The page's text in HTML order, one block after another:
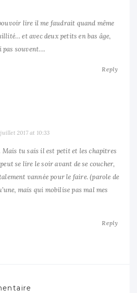
lire il me faudrait quand même
et avec deux petits en bas âge,
pas souvent….
Reply
2017 at 10:33
tu sais il est petit et les chapitres
se lire le soir avant de se coucher,
vannée pour le faire. (parole de
mais qui mobilise pas mal mes
Reply